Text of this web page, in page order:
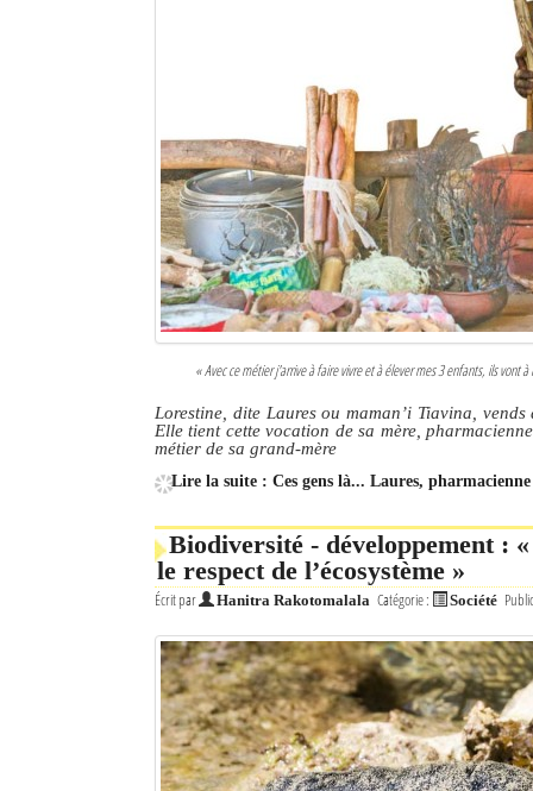
« Avec ce métier j'arrive à faire vivre et à élever mes 3 enfants, ils vont
Lorestine, dite Laures ou maman’i Tiavina,
Elle tient cette vocation de sa mère,
métier de sa grand-mère
Lire la suite : Ces gens là... Laures,
Biodiversité - développement :
le respect de l’écosystème »
Écrit par Hanitra Rakotomalala Catégorie : Société